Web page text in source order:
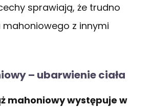
sprawiają, że trudno
z innymi
– ubarwienie ciała
mahoniowy występuje w